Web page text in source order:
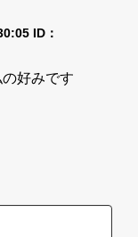
ID：
好みです